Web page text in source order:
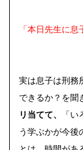
「本日先生に
実は息子は刑務
できるか？を聞
リ当てて、
「
う学ぶかが今後